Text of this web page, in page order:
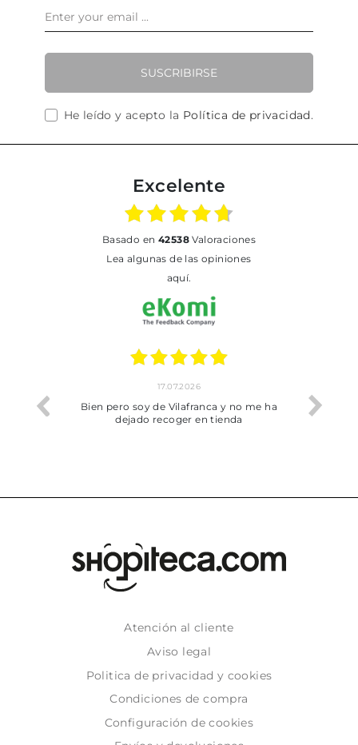
SUSCRIBIRSE
He leído y acepto la Política de privacidad.
Excelente
basado en 42538Valoraciones
Lea algunas de las opiniones
aquí.
trobat
17.07.2026
Bien pero soy de Vilafranca y no me ha
dejado recoger en tienda
Atención al cliente
Aviso legal
Politica de privacidad y cookies
Condiciones de compra
Configuración de cookies